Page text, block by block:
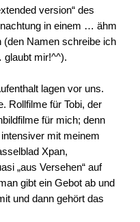
version“ des
in einem … ähm
(den Namen schreibe ich
glaubt mir!^^).
lagen vor uns.
Rollfilme für Tobi, der
für mich; denn
mit meinem
Xpan,
„aus Versehen“ auf
gibt ein Gebot ab und
und dann gehört das